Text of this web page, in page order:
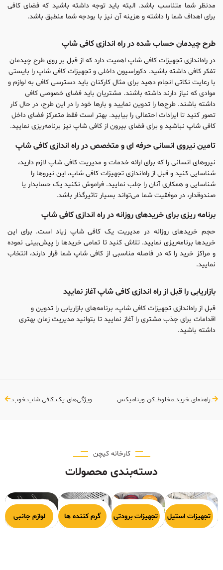
مدنظر شما متناسب باشد. البته باید توجه داشته باشید که فضای کافی
برای اهداف شما را داشته و هزینه آن نیز با بودجه شما منطبق باشد.
طرح چیدمان حساب شده در راه اندازی کافی شاپ
در راه‌اندازی تجهیزات کافی شاپ اهمیت دارد که از قبل بر روی طرح چیدمان
تفکر کافی داشته باشید. دکوراسیون داخلی و تجهیزات کافی شاپ را بایستی
با رعایت نکاتی انجام دهید برای مثال کارکنان باید دسترسی کافی به لوازم و
موادی که نیاز دارند داشته باشند. مشتریان باید فضای خصوصی کافی
داشته باشند. طرح‌ها را تدوین نمایید و بارها خود را در این طرح، در حال کار
تصور کنید تا ایرادات احتمالی را بیابید. بهتر است فقط متمرکز فضای داخل
کافی شاپ نباشید و برای فضای بیرون از کافی شاپ نیز برنامه‌ریزی نمایید.
تامین نیروی انسانی حرفه ای و متخصص در راه اندازی کافی شاپ
نیروهای انسانی را که برای ارائه خدمات و مدیریت کافی شاپ لازم دارید،
شناسایی کنید و قبل از راه‌اندازی تجهیزات کافی شاپ، این نیروها را
شناسایی و همکاری آنان را جلب نمایید. فراموش نکنید یک حسابدار یا
صندوقدار، در موفقیت شما می‌تواند بسیار تاثیرگذار باشد.
برنامه ریزی برای خریدهای روزانه در راه اندازی کافی شاپ
حجم خریدهای روزانه در مدیریت یک کافی شاپ زیاد است. برای این
خریدها برنامه‌ریزی نمایید. تلاش کنید تا تمامی خریدها را پیش‌بینی نموده
و مراکز خرید را که در فاصله مناسبی از کافی شاپ شما قرار دارند، انتخاب
نمایید.
بازاریابی را قبل از راه اندازی کافی شاپ آغاز نمایید
قبل از راه‌اندازی تجهیزات کافی شاپ، برنامه‌های بازاریابی را تدوین و
اقدامات برای جذب مشتری را آغاز نمایید تا بتوانید مدیریت زمان بهتری
داشته باشید.
راهنمای خرید مخلوط کن ویتامیکس ویژگی‌های یک کافی شاپ خوب
کارخانه کیچن
دسته‌بندی محصولات
پخت
تجهیزات استیل
تجهیزات برودتی گرم کننده ها لوازم جانبی